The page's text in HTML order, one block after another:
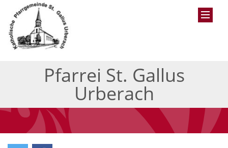
Pfarrei St. Gallus
Urberach